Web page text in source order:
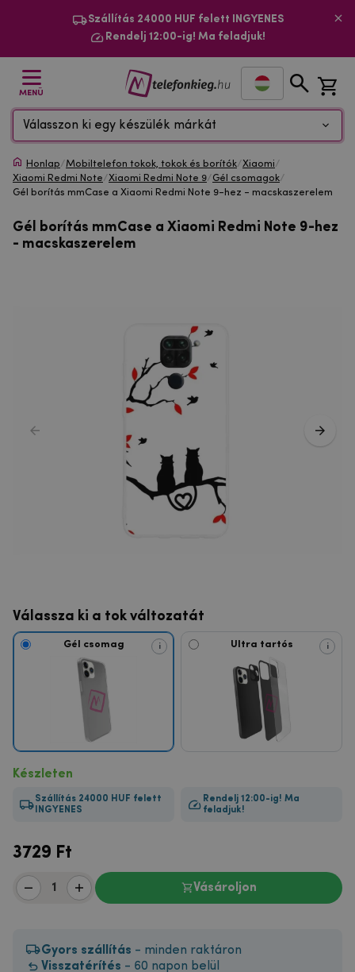
Szállítás 24000 HUF felett INGYENES
Rendelj 12:00-ig! Ma feladjuk!
MENÜ
Válasszon ki egy készülék márkát
Honlap/Mobiltelefon tokok, tokok és borítók/Xiaomi/
Xiaomi Redmi Note/Xiaomi Redmi Note 9/Gél csomagok/
Gél borítás mmCase a Xiaomi Redmi Note 9-hez - macskaszerelem
Gél borítás mmCase a Xiaomi Redmi Note 9-hez
- macskaszerelem
Válassza ki a tok változatát
Gél csomag i Ultra tartós i
Készleten
Szállítás 24000 HUF felett
INGYENES
Rendelj 12:00-ig! Ma
feladjuk!
3729 Ft
Vásároljon
Gyors szállítás - minden raktáron
Visszatérítés - 60 napon belül